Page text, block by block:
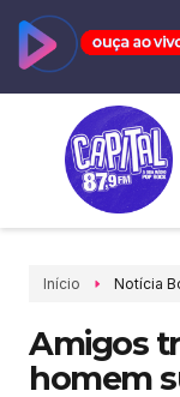
Início Notícia
Amigos
homem